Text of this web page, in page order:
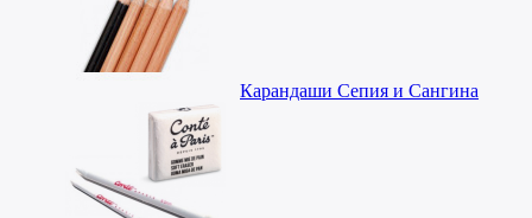
Карандаши Сепия и Сангина